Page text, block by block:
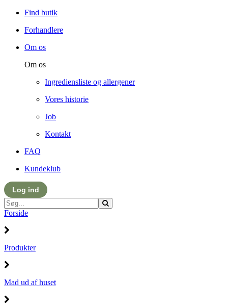
Find butik
Forhandlere
Om os
Om os
Ingrediensliste og allergener
Vores historie
Job
Kontakt
FAQ
Kundeklub
Log ind
Forside
Produkter
Mad ud af huset